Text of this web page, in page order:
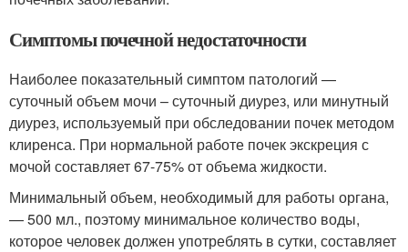
Симптомы почечной недостаточности
Наиболее показательный симптом патологий —
суточный объем мочи – суточный диурез, или минутный
диурез, используемый при обследовании почек методом
клиренса. При нормальной работе почек экскреция с
мочой составляет 67-75% от объема жидкости.
Минимальный объем, необходимый для работы органа,
— 500 мл., поэтому минимальное количество воды,
которое человек должен употреблять в сутки, составляет